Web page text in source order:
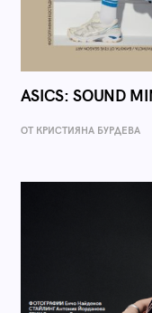
ASICS: SOUND
ОТ КРИСТИЯНА БУРДЕВА